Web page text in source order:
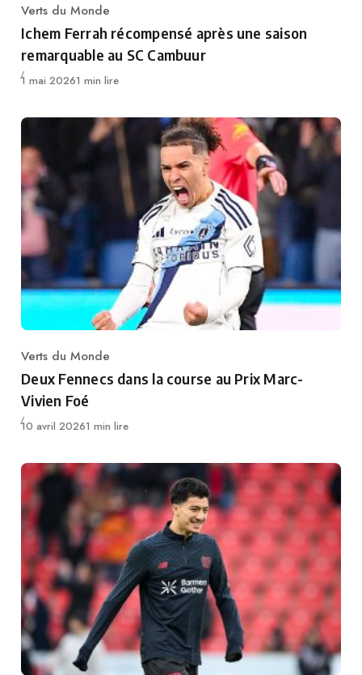
Category
Verts du Monde
Ichem Ferrah récompensé après une saison
remarquable au SC Cambuur
Publié
1 mai 20261 min lire
Category
Verts du Monde
Deux Fennecs dans la course au Prix Marc-
Vivien Foé
Publié
10 avril 20261 min lire